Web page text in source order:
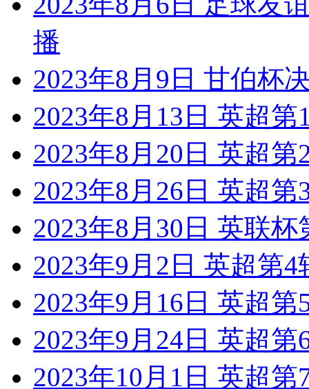
播
2023年8月9日 甘伯杯
2023年8月13日 英超
2023年8月20日 英超
2023年8月26日 英超
2023年8月30日 英联
2023年9月2日 英超第
2023年9月16日 英超
2023年9月24日 英超
2023年10月1日 英超